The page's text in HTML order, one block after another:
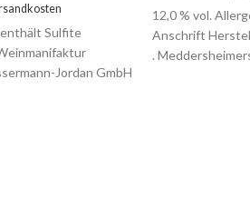
Sulfite
Jordan GmbH
12,0 % vol.
Anschrift
.